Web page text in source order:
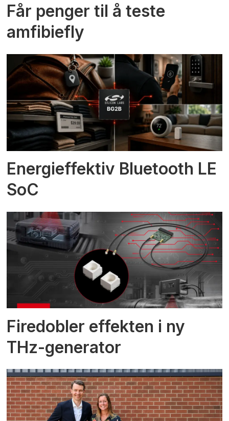
Får penger til å teste
amfibiefly
Energieffektiv Bluetooth LE
SoC
Firedobler effekten i ny
THz-generator